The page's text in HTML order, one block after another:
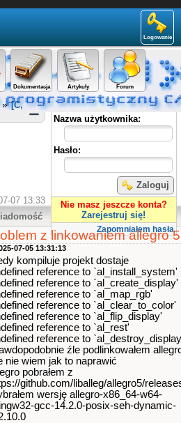
Logowanie
Dokumentacja Artykuły Forum
Panel użytkownika
Nazwa użytkownika:
Hasło:
Zaloguj
Nie masz jeszcze konta?
Zarejestruj się!
Zapomniałem hasła
[C,
07 13:33
z linkowaniem allegro 5
07-05 13:31:13
kompiluje projekt dostaje
reference to `al_install_system'
reference to `al_create_display'
reference to `al_map_rgb'
reference to `al_clear_to_color'
reference to `al_flip_display'
reference to `al_rest'
reference to
źle podlinkowałem
nie wiem jak to naprawić
pobrałem z
github.com/liballeg/allegro5/
wersję allegro-x86_64-w64-
gcc-14.2.0-posix-seh-dynamic-